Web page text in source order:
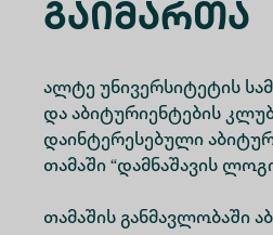
Გაიმართა
ალტე უნივერსიტეტის
და აბიტურიენტების
დაინტერესებული
თამაში “დამნაშავის
თამაშის განმავლობაში